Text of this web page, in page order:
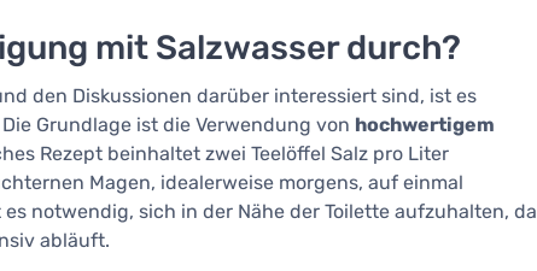
mit Salzwasser durch?
den Diskussionen darüber interessiert sind, ist es
Grundlage ist die Verwendung von hochwertigem
Rezept beinhaltet zwei Teelöffel Salz pro Liter
Magen, idealerweise morgens, auf einmal
notwendig, sich in der Nähe der Toilette aufzuhalten, da
abläuft.